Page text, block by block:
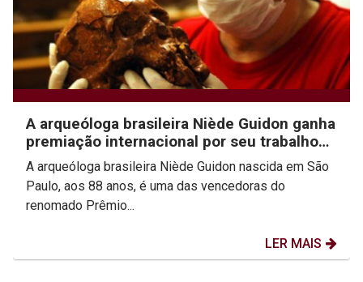
A arqueóloga brasileira Niède Guidon ganha
premiação internacional por seu trabalho
desenvolvido...
A arqueóloga brasileira Niède Guidon nascida em São
Paulo, aos 88 anos, é uma das vencedoras do
renomado Prêmio...
LER MAIS